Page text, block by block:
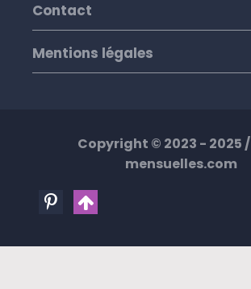
Contact
Mentions légales
Copyright © 2023 - 2025 /
mensuelles.com